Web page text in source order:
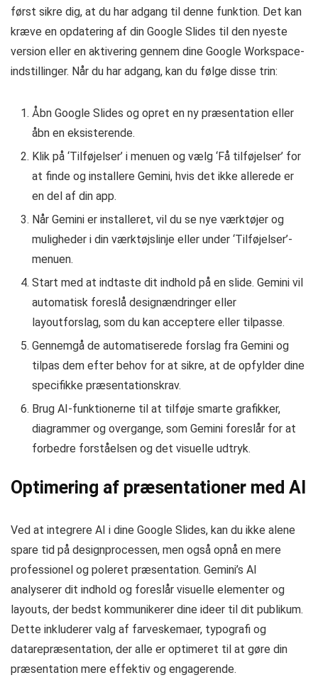
først sikre dig, at du har adgang til denne funktion. Det kan
kræve en opdatering af din Google Slides til den nyeste
version eller en aktivering gennem dine Google Workspace-
indstillinger. Når du har adgang, kan du følge disse trin:
Åbn Google Slides og opret en ny præsentation eller
åbn en eksisterende.
Klik på ‘Tilføjelser’ i menuen og vælg ‘Få tilføjelser’ for
at finde og installere Gemini, hvis det ikke allerede er
en del af din app.
Når Gemini er installeret, vil du se nye værktøjer og
muligheder i din værktøjslinje eller under ‘Tilføjelser’-
menuen.
Start med at indtaste dit indhold på en slide. Gemini vil
automatisk foreslå designændringer eller
layoutforslag, som du kan acceptere eller tilpasse.
Gennemgå de automatiserede forslag fra Gemini og
tilpas dem efter behov for at sikre, at de opfylder dine
specifikke præsentationskrav.
Brug AI-funktionerne til at tilføje smarte grafikker,
diagrammer og overgange, som Gemini foreslår for at
forbedre forståelsen og det visuelle udtryk.
Optimering af præsentationer med AI
Ved at integrere AI i dine Google Slides, kan du ikke alene
spare tid på designprocessen, men også opnå en mere
professionel og poleret præsentation. Gemini’s AI
analyserer dit indhold og foreslår visuelle elementer og
layouts, der bedst kommunikerer dine ideer til dit publikum.
Dette inkluderer valg af farveskemaer, typografi og
datarepræsentation, der alle er optimeret til at gøre din
præsentation mere effektiv og engagerende.